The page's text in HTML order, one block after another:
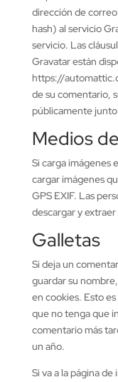
dirección de
hash) al servicio
servicio. Las
Gravatar están
https://
de su comentario,
públicamente
Medios
Si carga imágenes
cargar imágenes
GPS EXIF. Las
descargar y
Galletas
Si deja un
guardar su
en cookies. Esto
que no tenga que
comentario más
un año.
Si va a la página